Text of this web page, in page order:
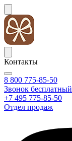
Контакты
8 800 775-85-50
Звонок бесплатный
+7 495 775-85-50
Отдел продаж